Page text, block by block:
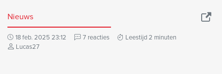
Nieuws
18 feb. 2025 23:12 7 reacties
Leestijd 2 minuten
Lucas27